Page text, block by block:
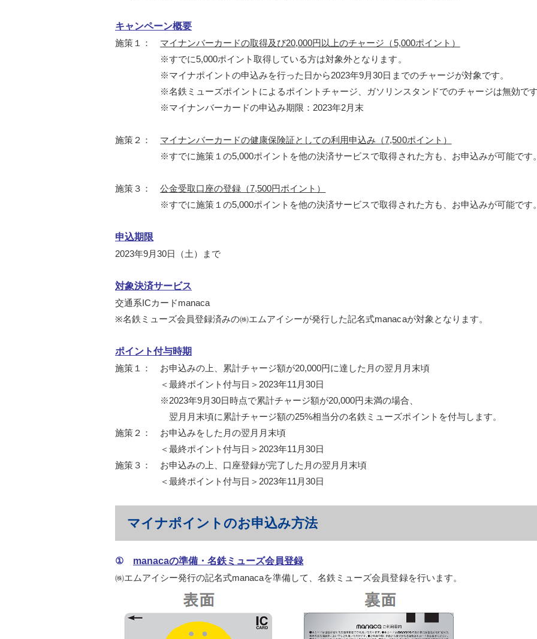
キャンペーン概要
施策１：
マイナンバーカードの取得及び20,000円以上のチャージ（5,000ポイント）
※すでに5,000ポイント取得している方は対象外となります。
※マイナポイントの申込みを行った日から2023年9月30日までのチャージが対象です。
※名鉄ミューズポイントによるポイントチャージ、ガソリンスタンドでのチャージは無効です
※マイナンバーカードの申込み期限：2023年2月末
施策２： マイナンバーカードの健康保険証としての利用申込み（7,500ポイント）
※すでに施策１の5,000ポイントを他の決済サービスで取得された方も、お申込みが可能です。
施策３：
公金受取口座の登録（7,500円ポイント）
※すでに施策１の5,000ポイントを他の決済サービスで取得された方も、お申込みが可能です。
申込期限
2023年9月30日（土）まで
対象決済サービス
交通系ICカードmanaca
※名鉄ミューズ会員登録済みの㈱エムアイシーが発行した記名式manacaが対象となります。
ポイント付与時期
施策１： お申込みの上、累計チャージ額が20,000円に達した月の翌月月末頃
＜最終ポイント付与日＞2023年11月30日
※2023年9月30日時点で累計チャージ額が20,000円未満の場合、
翌月月末頃に累計チャージ額の25%相当分の名鉄ミューズポイントを付与します。
施策２： お申込みをした月の翌月月末頃
＜最終ポイント付与日＞2023年11月30日
施策３： お申込みの上、口座登録が完了した月の翌月月末頃
＜最終ポイント付与日＞2023年11月30日
マイナポイントのお申込み方法
① manacaの準備・名鉄ミューズ会員登録
㈱エムアイシー発行の記名式manacaを準備して、名鉄ミューズ会員登録を行います。